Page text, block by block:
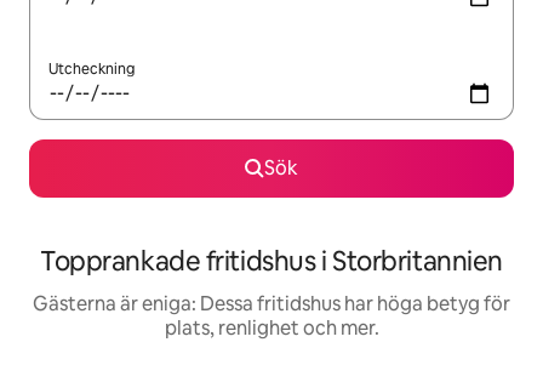
Utcheckning
Sök
Topprankade fritidshus i Storbritannien
Gästerna är eniga: Dessa fritidshus har höga betyg för
plats, renlighet och mer.